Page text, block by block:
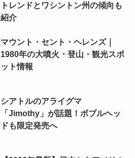
トレンドとワシントン州の傾向も
紹介
マウント・セント・ヘレンズ｜
1980年の大噴火・登山・観光スポ
ット情報
シアトルのアライグマ
「Jimothy」が話題！ボブルヘッ
ドも限定発売へ